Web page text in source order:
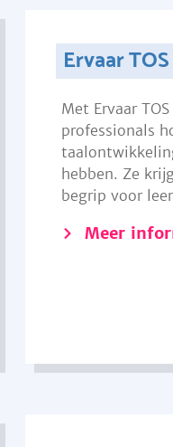
Ervaar TOS
Met Ervaar
professionals
hebben. Ze
begrip voor
Meer